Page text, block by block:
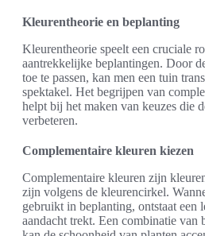
Kleurentheorie en beplanting
Kleurentheorie speelt een cruciale
aantrekkelijke beplantingen. Door
toe te passen, kan men een tuin
spektakel. Het begrijpen van
helpt bij het maken van keuzes die
verbeteren.
Complementaire kleuren kiezen
Complementaire kleuren zijn
zijn volgens de kleurencirkel.
gebruikt in beplanting, ontstaat een
aandacht trekt. Een combinatie van